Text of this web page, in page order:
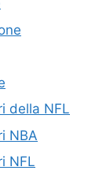
della NFL
NBA
NFL